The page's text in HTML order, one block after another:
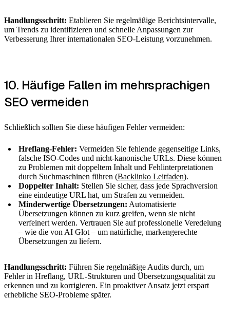
Handlungsschritt: Etablieren Sie regelmäßige Berichtsintervalle,
um Trends zu identifizieren und schnelle Anpassungen zur
Verbesserung Ihrer internationalen SEO-Leistung vorzunehmen.
10. Häufige Fallen im mehrsprachigen
SEO vermeiden
Schließlich sollten Sie diese häufigen Fehler vermeiden:
Hreflang-Fehler: Vermeiden Sie fehlende gegenseitige Links,
falsche ISO-Codes und nicht-kanonische URLs. Diese können
zu Problemen mit doppeltem Inhalt und Fehlinterpretationen
durch Suchmaschinen führen (Backlinko Leitfaden).
Doppelter Inhalt: Stellen Sie sicher, dass jede Sprachversion
eine eindeutige URL hat, um Strafen zu vermeiden.
Minderwertige Übersetzungen: Automatisierte
Übersetzungen können zu kurz greifen, wenn sie nicht
verfeinert werden. Vertrauen Sie auf professionelle Veredelung
– wie die von AI Glot – um natürliche, markengerechte
Übersetzungen zu liefern.
Handlungsschritt: Führen Sie regelmäßige Audits durch, um
Fehler in Hreflang, URL-Strukturen und Übersetzungsqualität zu
erkennen und zu korrigieren. Ein proaktiver Ansatz jetzt erspart
erhebliche SEO-Probleme später.